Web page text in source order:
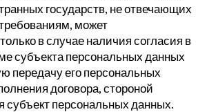
государств, не отвечающих
может
в случае наличия согласия в
субъекта персональных данных
передачу его персональных
договора, стороной
субъект персональных данных.